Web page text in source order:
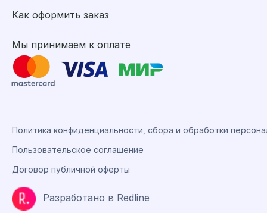
Как оформить заказ
Мы принимаем к оплате
Разработано в Redline
Политика конфиденциальности, сбора и обработки
Пользовательское соглашение
Договор публичной оферты